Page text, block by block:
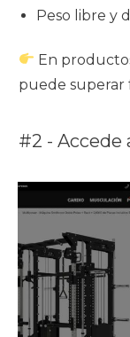
Peso libre y
En
puede superar
#2 - Accede